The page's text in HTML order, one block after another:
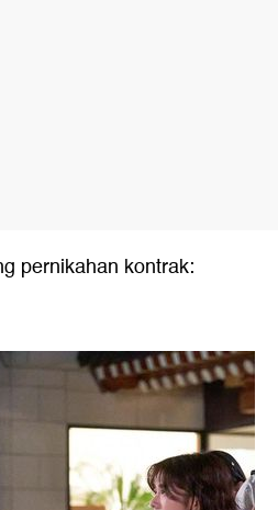
pernikahan kontrak: